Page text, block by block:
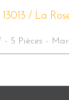
/ La
- 5 Pièces -